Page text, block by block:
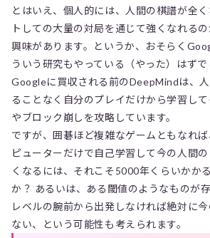
とはいえ、個人的には、人間の棋譜が全
トしての大量の対局を通じて強くなれる
興味があります。というか、おそらく
ういう研究もやっている（やった）はずで
Googleに買収される前のDeepMindは、
ることなく自分のプレイだけから学習し
やブロック崩しを攻略しています。
ですが、囲碁ほど複雑なゲームともなれ
ピューターだけで自己学習して今の人間
くなるには、それこそ5000年くらいかか
か？ あるいは、ある閾値のようなものが
レベルの腕前から出発しなければ絶対に
ない、という可能性も考えられます。